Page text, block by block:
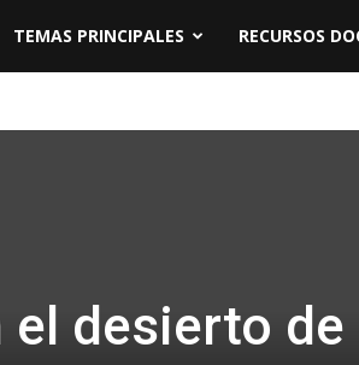
TEMAS PRINCIPALES RECURSOS
desierto de